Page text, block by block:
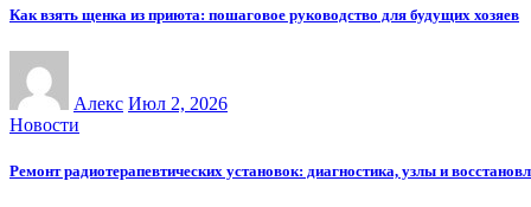
Как взять щенка из приюта: пошаговое руководство для будущих хозяев
Алекс Июл 2, 2026
Новости
Ремонт радиотерапевтических установок: диагностика, узлы и